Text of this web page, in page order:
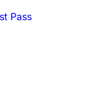
Pass